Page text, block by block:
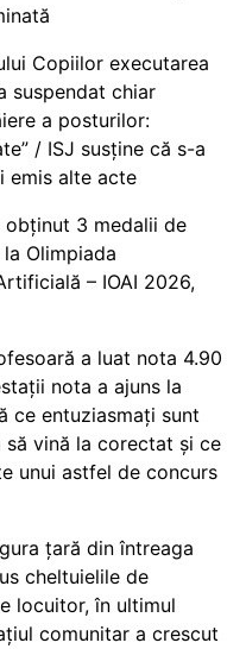
Copiilor executarea
suspendat chiar
a posturilor:
/ ISJ susține că s-a
emis alte acte
obținut 3 medalii de
Olimpiada
– IOAI 2026,
a luat nota 4.90
nota a ajuns la
ce entuziasmați sunt
vină la corectat și ce
unui astfel de concurs
țară din întreaga
cheltuielile de
locuitor, în ultimul
comunitar a crescut